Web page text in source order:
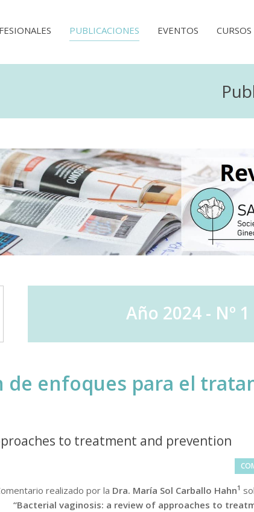
PUBLICACIONES EVENTOS CURSOS
Año 2024 - Nº 1
de enfoques para el
to treatment and prevention
realizado por la Dra. María Sol Carballo Hahn1
“Bacterial vaginosis: a review of approaches to